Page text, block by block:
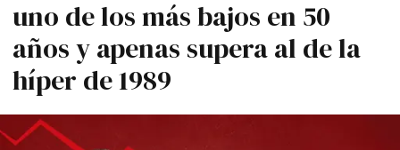
uno de los más bajos en 50
años y apenas supera al de la
híper de 1989